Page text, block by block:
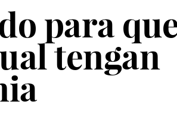
para
tengan